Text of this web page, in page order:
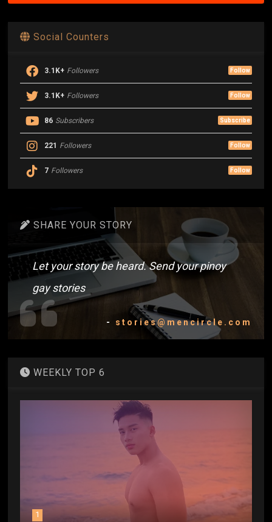
Social Counters
3.1K+ Followers Follow
3.1K+ Followers Follow
86 Subscribers Subscribe
221 Followers Follow
7 Followers Follow
SHARE YOUR STORY
Let your story be heard. Send your pinoy
gay stories
- stories@mencircle.com
WEEKLY TOP 6
1